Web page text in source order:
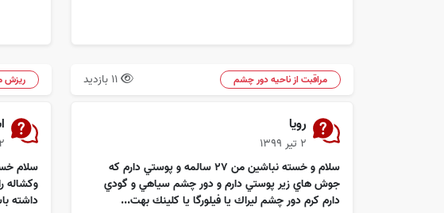
مراقبت از ناحیه دور چشم
رويا
۲ تیر ۱۳۹۹
سلام و خسته نباشين من ٢٧ سالمه و پوستي دارم كه
جوش هاي زير پوستي دارم و دور چشم سياهي و گودي
دارم كرم دور چشم ليراك يا فيلورگا يا كلينك بهت...
ریزش
۲ تیر ۱۳۹۹
سلام
وکشاله
داشته